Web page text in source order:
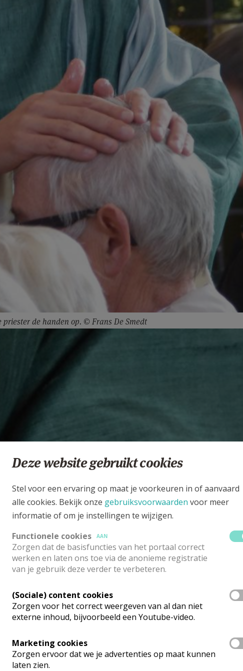
de handen op. © Frans De Smedt
Deze website gebruikt cookies
Stel voor een ervaring op maat je voorkeuren in of aanvaard
alle cookies. Bekijk onze gebruiksvoorwaarden voor meer
informatie of om je instellingen te wijzigen.
Functionele cookies
AAN
Zorgen dat de basisfuncties van het portaal correct
werken en laten ons toe via de anonieme registratie
van je gebruik deze verder te verbeteren.
(Sociale) content cookies
Zorgen voor het correct weergeven van al dan niet
externe inhoud, bijvoorbeeld een Youtube-video.
Marketing cookies
Zorgen ervoor dat we je advertenties op maat kunnen
laten zien.